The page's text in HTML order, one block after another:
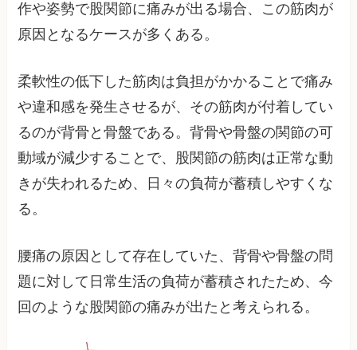
作や姿勢で股関節に痛みが出る場合、この筋肉が
原因となるケースが多くある。
柔軟性の低下した筋肉は負担がかかることで痛み
や違和感を発生させるが、その筋肉が付着してい
るのが背骨と骨盤である。背骨や骨盤の関節の可
動域が減少することで、股関節の筋肉は正常な動
きが失われるため、日々の負荷が蓄積しやすくな
る。
腰痛の原因として存在していた、背骨や骨盤の問
題に対して日常生活の負荷が蓄積されたため、今
回のような股関節の痛みが出たと考えられる。